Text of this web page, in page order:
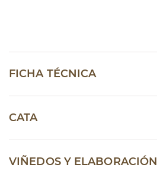
FICHA TÉCNICA
CATA
VIÑEDOS Y ELABORACIÓN